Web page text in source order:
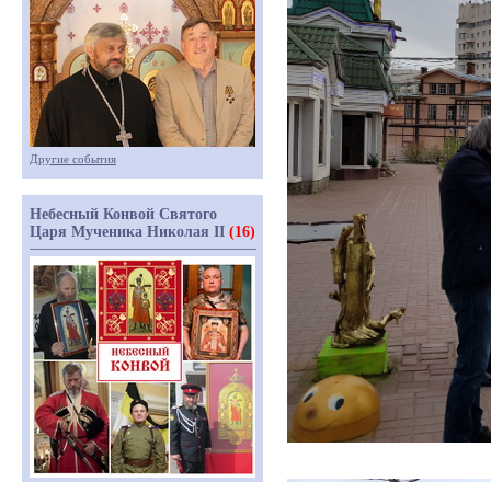
Другие события
Небесный Конвой Святого
Царя Мученика Николая II (16)